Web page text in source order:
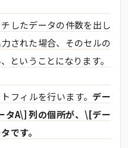
したデータの件数を出し
された場合、そのセルの
ということになります。
フィルを行います。 デー
A\] 列の個所が、\[デー
です。